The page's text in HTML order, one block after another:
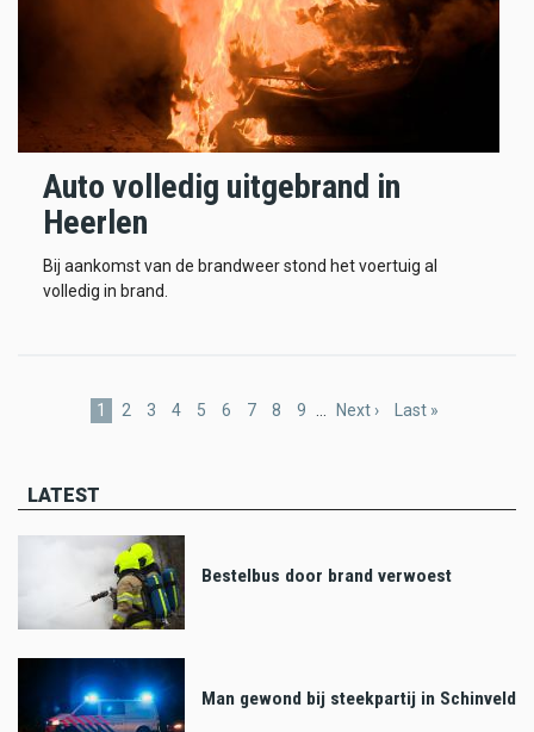
Auto volledig uitgebrand in
Heerlen
Bij aankomst van de brandweer stond het voertuig al
volledig in brand.
Current
1 Page
2 Page
3 Page
4 Page
5 Page
6 Page
7 Page
8 Page
9 …
Next
Next ›
Last
Last »
LATEST
Bestelbus door brand verwoest
Man gewond bij steekpartij in Schinveld